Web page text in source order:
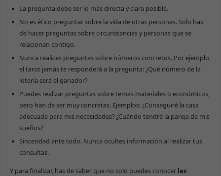
La pregunta debe ser lo más directa y clara posible.
No es ético preguntar sobre la vida de otras personas. Solo has
de hacer preguntas sobre circunstancias y personas que se
relacionan contigo.
Nunca realices preguntas sobre números concretos. Por ejemplo,
el tarot jamás te responderá a la pregunta: ¿Qué número de la
lotería será el ganador?
Puedes realizar preguntas sobre temas materiales o económicos,
pero han de ser muy concretas. Ejemplos: ¿Conseguiré la casa
adecuada para mis necesidades? ¿Cuándo tendré la pareja de mis
sueños?
Sinceridad ante todo. Nunca ocultes información al realizar tus
consultas.
Y para finalizar, has de saber que no solo puedes conocer las